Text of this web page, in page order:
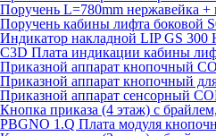
Поручень L=780mm нержавейка +
Поручень кабины лифта боковой
Индикатор накладной LIP GS 300
C3D Плата индикации кабины
Приказной аппарат кнопочный
Приказной аппарат кнопочный
Приказной аппарат сенсорный
Кнопка приказа (4 этаж) с
PBGNO 1.Q Плата модуля